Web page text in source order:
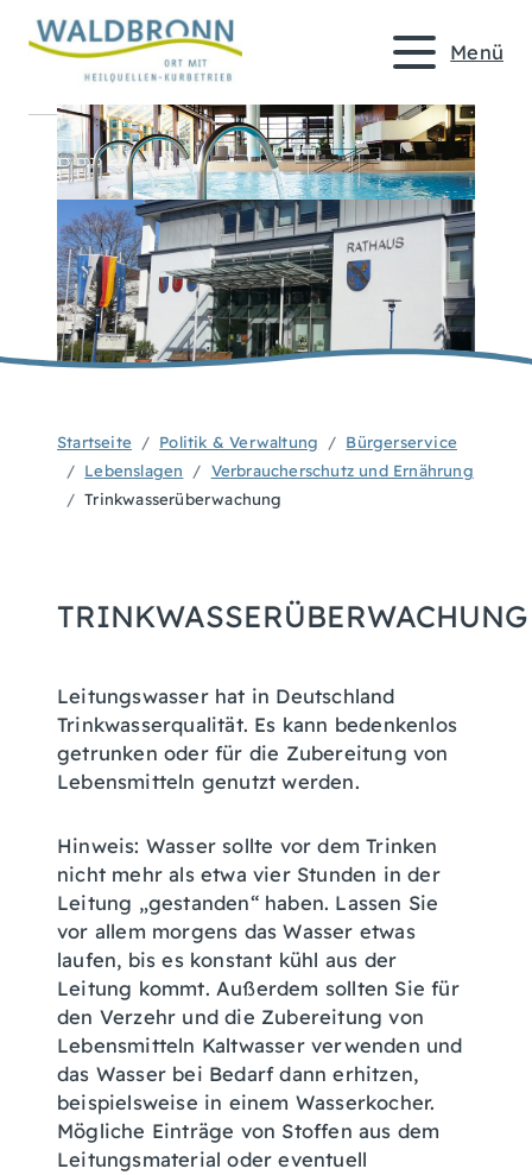
Menü
Startseite Politik & Verwaltung
Bürgerservice
Lebenslagen
Verbraucherschutz und Ernährung
Trinkwasserüberwachung
TRINKWASSERÜBERWACHUNG
Leitungswasser hat in Deutschland
Trinkwasserqualität. Es kann bedenkenlos
getrunken oder für die Zubereitung von
Lebensmitteln genutzt werden.
Hinweis: Wasser sollte vor dem Trinken
nicht mehr als etwa vier Stunden in der
Leitung „gestanden“ haben. Lassen Sie
vor allem morgens das Wasser etwas
laufen, bis es konstant kühl aus der
Leitung kommt. Außerdem sollten Sie für
den Verzehr und die Zubereitung von
Lebensmitteln Kaltwasser verwenden und
das Wasser bei Bedarf dann erhitzen,
beispielsweise in einem Wasserkocher.
Mögliche Einträge von Stoffen aus dem
Leitungsmaterial oder eventuell